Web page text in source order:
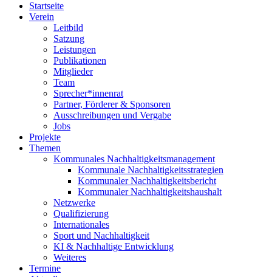
Startseite
Verein
Leitbild
Satzung
Leistungen
Publikationen
Mitglieder
Team
Sprecher*innenrat
Partner, Förderer & Sponsoren
Ausschreibungen und Vergabe
Jobs
Projekte
Themen
Kommunales Nachhaltigkeitsmanagement
Kommunale Nachhaltigkeitsstrategien
Kommunaler Nachhaltigkeitsbericht
Kommunaler Nachhaltigkeitshaushalt
Netzwerke
Qualifizierung
Internationales
Sport und Nachhaltigkeit
KI & Nachhaltige Entwicklung
Weiteres
Termine